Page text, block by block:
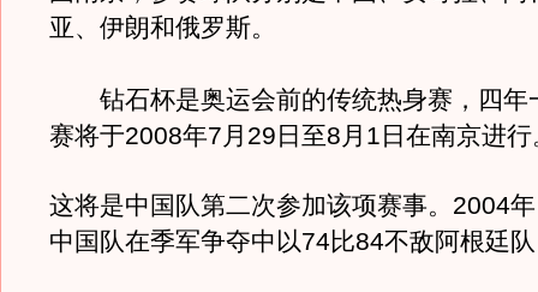
亚、伊朗和俄罗斯。
钻石杯是奥运会前的传统热身赛，四年
赛将于2008年7月29日至8月1日在南京进行
这将是中国队第二次参加该项赛事。2004
中国队在季军争夺中以74比84不敌阿根廷